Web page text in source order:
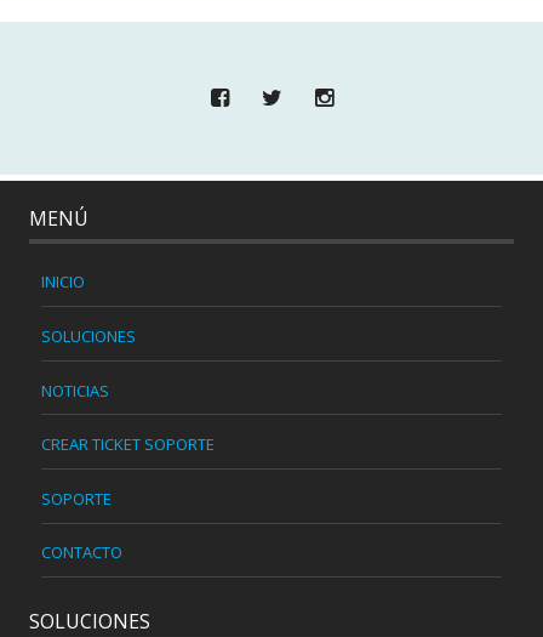
MENÚ
INICIO
SOLUCIONES
NOTICIAS
CREAR TICKET SOPORTE
SOPORTE
CONTACTO
SOLUCIONES